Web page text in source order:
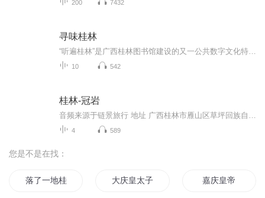
200 7432
寻味桂林
10 542
桂林-冠岩
4 589
您是不是在找：
落了一地桂花 大庆皇太子 嘉庆皇帝